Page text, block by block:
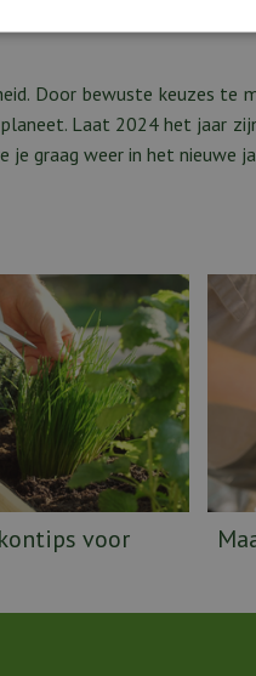
Door bewuste keuzes te
Laat 2024 het jaar
graag weer in het nieuwe
voor